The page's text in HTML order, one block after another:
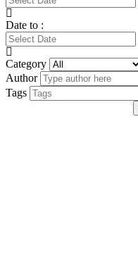
Date to :
Category
Author
Tags